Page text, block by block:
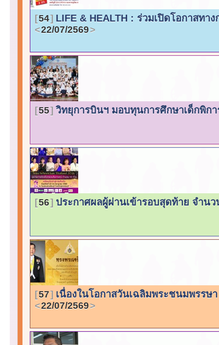
54 LIFE & HEALTH : ร่วมเปิดโอกาสทา
22/07/2569
55 วิทยุการบินฯ มอบทุนการศึกษาเด็กพิก
56 ประกาศผลผู้ผ่านเข้ารอบสุดท้าย จำน
57 เนื่องในโอกาสวันเฉลิมพระชนมพรรษ
22/07/2569